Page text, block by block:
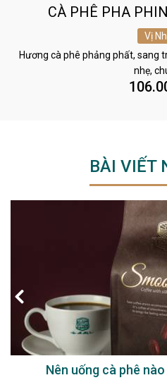
CÀ PHÊ PHA
Vị
Hương cà phê phảng phất, sang
nhẹ,
BÀI VIẾT
Nên uống cà phê